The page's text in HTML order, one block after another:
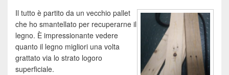
Il tutto è partito da un vecchio pallet
che ho smantellato per recuperarne il
legno. È impressionante vedere
quanto il legno migliori una volta
grattato via lo strato logoro
superficiale.